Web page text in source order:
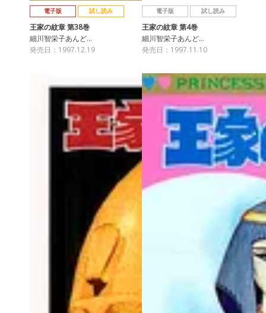
電子版 試し読み
王家の紋章 第38巻
細川智栄子あんど…
発売日：1997.12.19
電子版 試し読み
王家の紋章 第4巻
細川智栄子あんど…
発売日：1997.11.10